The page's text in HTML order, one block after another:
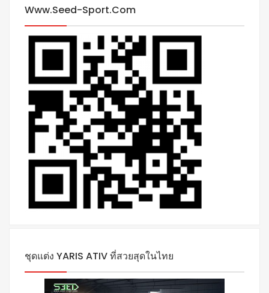
Www.seed-Sport.com
ชุดแต่ง YARIS ATIV ที่สวยสุดในไทย